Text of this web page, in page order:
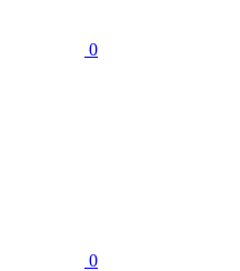
0
0